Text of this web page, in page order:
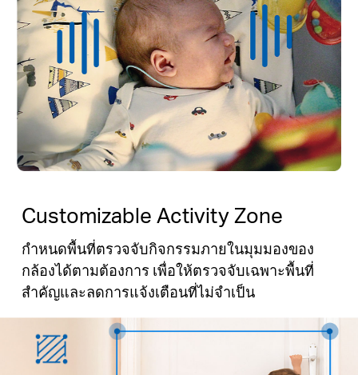
Customizable Activity Zone
กำหนดพื้นที่ตรวจจับกิจกรรมภายในมุมมองของ
กล้องได้ตามต้องการ เพื่อให้ตรวจจับเฉพาะพื้นที่
สำคัญและลดการแจ้งเตือนที่ไม่จำเป็น